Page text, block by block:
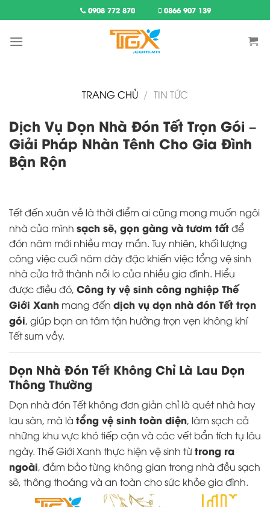
to
content
0908 772 870 0866 907 139
TRANG CHỦ / TIN TỨC
Dịch Vụ Dọn Nhà Đón Tết Trọn Gói –
Giải Pháp Nhàn Tênh Cho Gia Đình
Bận Rộn
Tết đến xuân về là thời điểm ai cũng mong muốn ngôi
nhà của mình sạch sẽ, gọn gàng và tươm tấtđể
đón năm mới nhiều may mắn. Tuy nhiên, khối lượng
công việc cuối năm dày đặc khiến việc tổng vệ sinh
nhà cửa trở thành nỗi lo của nhiều gia đình. Hiểu
được điều đó, Công ty vệ sinh công nghiệp Thế
Giới Xanh mang đến dịch vụ dọn nhà đón Tết trọn
gói, giúp bạn an tâm tận hưởng trọn vẹn không khí
Tết sum vầy.
Dọn Nhà Đón Tết Không Chỉ Là Lau Dọn
Thông Thường
Dọn nhà đón Tết không đơn giản chỉ là quét nhà hay
lau sàn, mà là tổng vệ sinh toàn diện, làm sạch cả
những khu vực khó tiếp cận và các vết bẩn tích tụ lâu
ngày. Thế Giới Xanh thực hiện vệ sinh từtrong ra
ngoài, đảm bảo từng không gian trong nhà đều sạch
sẽ, thông thoáng và an toàn cho sức khỏe gia đình.